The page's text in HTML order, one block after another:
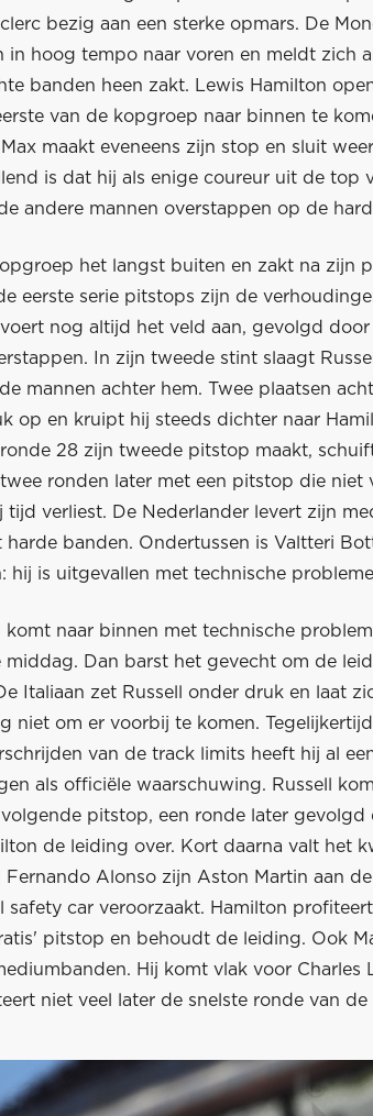
bezig aan een sterke opmars. De
in hoog tempo naar voren en meldt zich
banden heen zakt. Lewis Hamilton
van de kopgroep naar binnen te
maakt eveneens zijn stop en sluit
is dat hij als enige coureur uit de top
andere mannen overstappen op de
het langst buiten en zakt na zijn
eerste serie pitstops zijn de
nog altijd het veld aan, gevolgd door
In zijn tweede stint slaagt
mannen achter hem. Twee plaatsen
op en kruipt hij steeds dichter naar
28 zijn tweede pitstop maakt,
ronden later met een pitstop die niet
verliest. De Nederlander levert zijn
harde banden. Ondertussen is Valtteri
hij is uitgevallen met technische
naar binnen met technische
middag. Dan barst het gevecht om de
Italiaan zet Russell onder druk en laat
niet om er voorbij te komen.
van de track limits heeft hij al
als officiële waarschuwing. Russell
pitstop, een ronde later gevolgd
de leiding over. Kort daarna valt het
Alonso zijn Aston Martin aan
safety car veroorzaakt. Hamilton
pitstop en behoudt de leiding. Ook
Hij komt vlak voor Charles
niet veel later de snelste ronde van de